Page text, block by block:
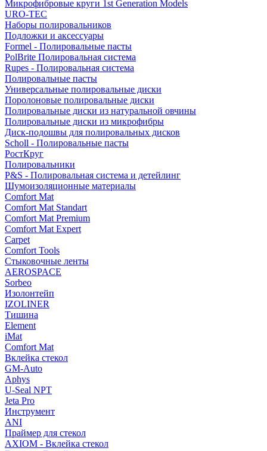
Микрофибровые круги 1st Generation Models
URO-TEC
Наборы полировальников
Подложки и аксессуары
Formel - Полировальные пасты
PolBrite Полировальная система
Rupes - Полировальная система
Полировальные пасты
Универсальные полировальные диски
Поролоновые полировальные диски
Полировальные диски из натуральной овчины
Полировальные диски из микрофибры
Диск-подошвы для полировальных дисков
Scholl - Полировальные пасты
РостКруг
Полировальники
P&S - Полировальная система и детейлинг
Шумоизоляционные материалы
Comfort Mat
Comfort Mat Standart
Comfort Mat Premium
Comfort Mat Expert
Carpet
Comfort Tools
Стыковочные ленты
AEROSPACE
Sorbeo
Изолонтейп
IZOLINER
Тишина
Element
iMat
Comfort Mat
Вклейка стекол
GM-Auto
Aphys
U-Seal NPT
Jeta Pro
Инструмент
ANI
Праймер для стекол
AXIOM - Вклейка стекол